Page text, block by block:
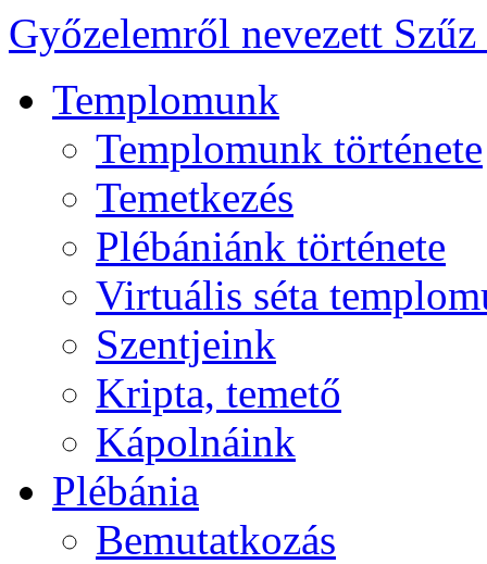
Győzelemről nevezett
Templomunk
Templomunk története
Temetkezés
Plébániánk története
Virtuális séta
Szentjeink
Kripta, temető
Kápolnáink
Plébánia
Bemutatkozás